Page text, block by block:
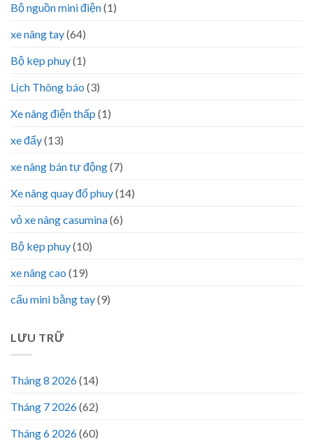
Bộ nguồn mini điện(1)
xe nâng tay(64)
Bộ kẹp phuy(1)
Lịch Thông báo (3)
Xe nâng điện thấp (1)
xe đẩy(13)
xe nâng bán tự động(7)
Xe nâng quay đổ phuy(14)
vỏ xe nâng casumina(6)
Bộ kẹp phuy(10)
xe nâng cao (19)
cẩu mini bằng tay(9)
LƯU TRỮ
Tháng 8 2026(14)
Tháng 7 2026(62)
Tháng 6 2026(60)